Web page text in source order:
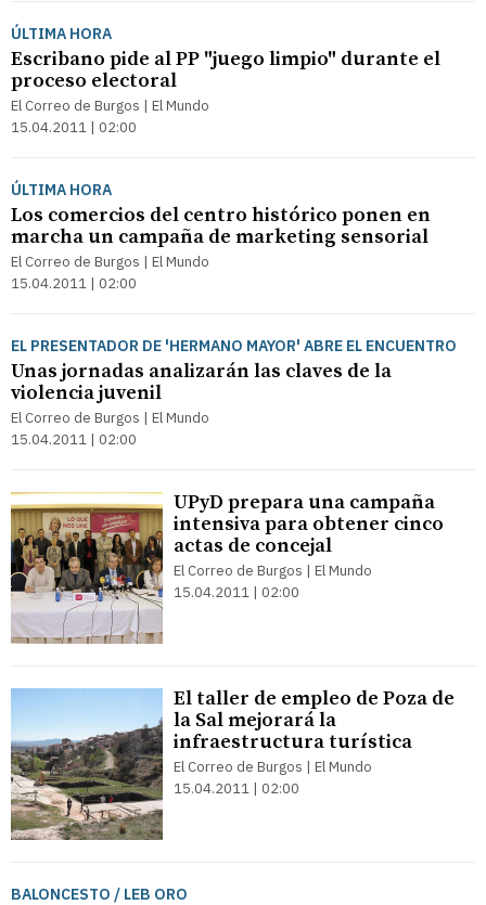
ÚLTIMA HORA
Escribano pide al PP "juego limpio" durante el
proceso electoral
El Correo de Burgos | El Mundo
15.04.2011 | 02:00
ÚLTIMA HORA
Los comercios del centro histórico ponen en
marcha un campaña de marketing sensorial
El Correo de Burgos | El Mundo
15.04.2011 | 02:00
EL PRESENTADOR DE 'HERMANO MAYOR' ABRE EL ENCUENTRO
Unas jornadas analizarán las claves de la
violencia juvenil
El Correo de Burgos | El Mundo
15.04.2011 | 02:00
UPyD prepara una campaña
intensiva para obtener cinco
actas de concejal
El Correo de Burgos | El Mundo
15.04.2011 | 02:00
El taller de empleo de Poza de
la Sal mejorará la
infraestructura turística
El Correo de Burgos | El Mundo
15.04.2011 | 02:00
BALONCESTO / LEB ORO